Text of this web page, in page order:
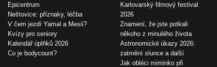
Epicentrum
Neštovice: příznaky, léčba
V čem jezdí Yamal a Mesii?
Kvízy pro seniory
Kalendář úplňků 2026
Co je bodycount?
Karlovarský filmový festival
2026
Znamení, že jste potkali
někoho z minulého života
Astronomické úkazy 2026:
zatmění slunce a další
Jak obléci miminko při